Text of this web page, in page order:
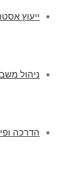
ייעוץ
ניהול
הדרכה